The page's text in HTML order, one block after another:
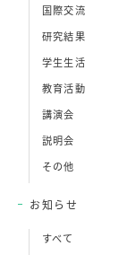
国際交流
研究結果
学生生活
教育活動
講演会
説明会
その他
お知らせ
すべて